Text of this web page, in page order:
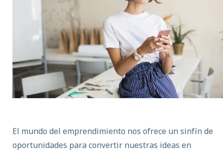
El mundo del emprendimiento nos ofrece un sinfín de
oportunidades para convertir nuestras ideas en